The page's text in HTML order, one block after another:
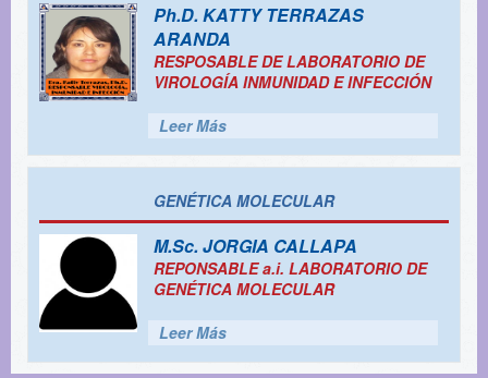
Ph.D. KATTY TERRAZAS
ARANDA
RESPOSABLE DE LABORATORIO DE
VIROLOGÍA INMUNIDAD E INFECCIÓN
Leer Más
GENÉTICA MOLECULAR
M.Sc. JORGIA CALLAPA
REPONSABLE a.i. LABORATORIO DE
GENÉTICA MOLECULAR
Leer Más